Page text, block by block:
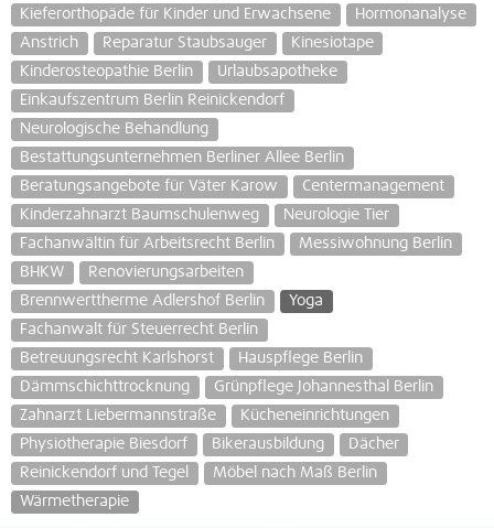
Kieferorthopäde für Kinder und Erwachsene
Hormonanalyse
Anstrich
Reparatur Staubsauger
Kinesiotape
Kinderosteopathie Berlin
Urlaubsapotheke
Einkaufszentrum Berlin Reinickendorf
Neurologische Behandlung
Bestattungsunternehmen Berliner Allee Berlin
Beratungsangebote für Väter Karow
Centermanagement
Kinderzahnarzt Baumschulenweg
Neurologie Tier
Fachanwältin für Arbeitsrecht Berlin
Messiwohnung Berlin
BHKW
Renovierungsarbeiten
Brennwerttherme Adlershof Berlin
Yoga
Fachanwalt für Steuerrecht Berlin
Betreuungsrecht Karlshorst
Hauspflege Berlin
Dämmschichttrocknung
Grünpflege Johannesthal Berlin
Zahnarzt Liebermannstraße
Kücheneinrichtungen
Physiotherapie Biesdorf
Bikerausbildung
Dächer
Reinickendorf und Tegel
Möbel nach Maß Berlin
Wärmetherapie